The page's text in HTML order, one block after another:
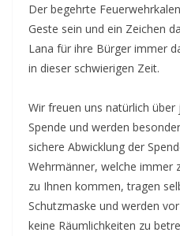
Der begehrte
Geste sein und ein Zeichen
Lana für ihre Bürger immer
in dieser schwierigen Zeit.
Wir freuen uns natürlich
Spende und werden
sichere Abwicklung der
Wehrmänner, welche immer
zu Ihnen kommen, tragen
Schutzmaske und werden
keine Räumlichkeiten zu